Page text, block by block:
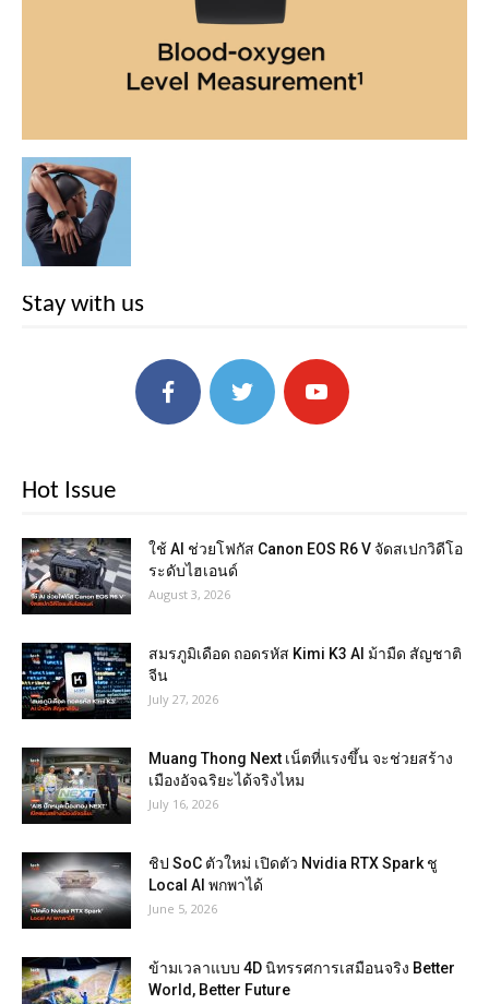
Stay with us
Hot Issue
ใช้ AI ช่วยโฟกัส Canon EOS R6 V จัดสเปกวิดีโอ
ระดับไฮเอนด์
August 3, 2026
สมรภูมิเดือด ถอดรหัส Kimi K3 AI ม้ามืด สัญชาติ
จีน
July 27, 2026
Muang Thong Next เน็ตที่แรงขึ้น จะช่วยสร้าง
เมืองอัจฉริยะได้จริงไหม
July 16, 2026
ชิป SoC ตัวใหม่ เปิดตัว Nvidia RTX Spark ชู
Local AI พกพาได้
June 5, 2026
ข้ามเวลาแบบ 4D นิทรรศการเสมือนจริง Better
World, Better Future